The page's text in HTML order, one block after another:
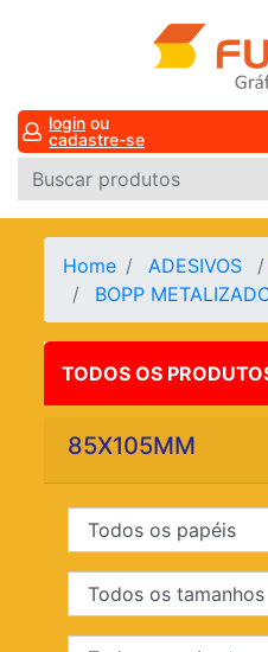
login ou
cadastre-se
Home ADESIVOS
BOPP
TODOS OS
85X105MM